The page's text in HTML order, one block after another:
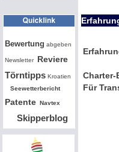
Bw
Bewertung abgeben
Newsletter Reviere
Törntipps Kroatien
Seewetterbericht
Patente Navtex
Skipperblog
Für